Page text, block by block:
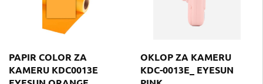
PAPIR COLOR ZA
KAMERU KDC0013E
OKLOP ZA KAMERU
KDC-0013E_ EYESUN